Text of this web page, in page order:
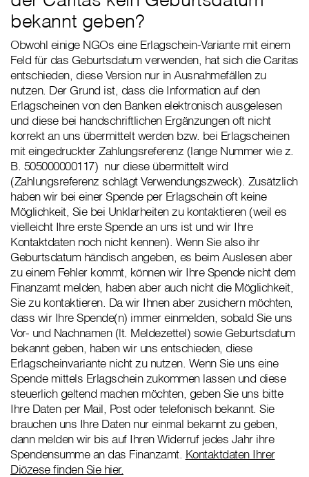
bekannt geben?
Obwohl einige NGOs eine Erlagschein-Variante mit einem
Feld für das Geburtsdatum verwenden, hat sich die Caritas
entschieden, diese Version nur in Ausnahmefällen zu
nutzen. Der Grund ist, dass die Information auf den
Erlagscheinen von den Banken elektronisch ausgelesen
und diese bei handschriftlichen Ergänzungen oft nicht
korrekt an uns übermittelt werden bzw. bei Erlagscheinen
mit eingedruckter Zahlungsreferenz (lange Nummer wie z.
B. 505000000117) nur diese übermittelt wird
(Zahlungsreferenz schlägt Verwendungszweck). Zusätzlich
haben wir bei einer Spende per Erlagschein oft keine
Möglichkeit, Sie bei Unklarheiten zu kontaktieren (weil es
vielleicht Ihre erste Spende an uns ist und wir Ihre
Kontaktdaten noch nicht kennen). Wenn Sie also ihr
Geburtsdatum händisch angeben, es beim Auslesen aber
zu einem Fehler kommt, können wir Ihre Spende nicht dem
Finanzamt melden, haben aber auch nicht die Möglichkeit,
Sie zu kontaktieren. Da wir Ihnen aber zusichern möchten,
dass wir Ihre Spende(n) immer einmelden, sobald Sie uns
Vor- und Nachnamen (lt. Meldezettel) sowie Geburtsdatum
bekannt geben, haben wir uns entschieden, diese
Erlagscheinvariante nicht zu nutzen. Wenn Sie uns eine
Spende mittels Erlagschein zukommen lassen und diese
steuerlich geltend machen möchten, geben Sie uns bitte
Ihre Daten per Mail, Post oder telefonisch bekannt. Sie
brauchen uns Ihre Daten nur einmal bekannt zu geben,
dann melden wir bis auf Ihren Widerruf jedes Jahr ihre
Spendensumme an das Finanzamt. Kontaktdaten Ihrer
Diözese finden Sie hier.